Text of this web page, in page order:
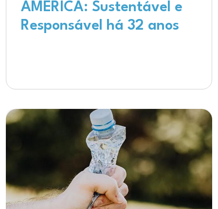
AMERICA: Sustentável e
Responsável há 32 anos